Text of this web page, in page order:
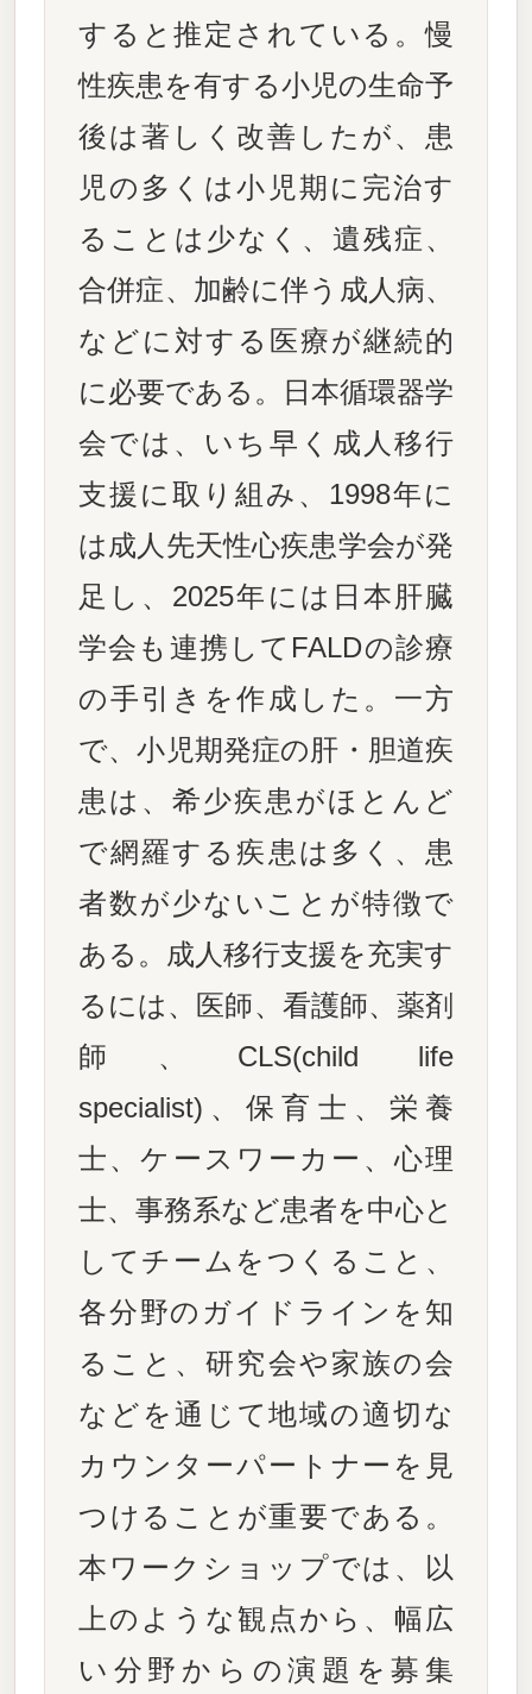
すると推定されている。慢
性疾患を有する小児の生命予
後は著しく改善したが、患
児の多くは小児期に完治す
ることは少なく、遺残症、
合併症、加齢に伴う成人病、
などに対する医療が継続的
に必要である。日本循環器学
会では、いち早く成人移行
支援に取り組み、1998年に
は成人先天性心疾患学会が発
足し、2025年には日本肝臓
学会も連携してFALDの診療
の手引きを作成した。一方
で、小児期発症の肝・胆道疾
患は、希少疾患がほとんど
で網羅する疾患は多く、患
者数が少ないことが特徴で
ある。成人移行支援を充実す
るには、医師、看護師、薬剤
師、CLS(child life
specialist)、保育士、栄養
士、ケースワーカー、心理
士、事務系など患者を中心と
してチームをつくること、
各分野のガイドラインを知
ること、研究会や家族の会
などを通じて地域の適切な
カウンターパートナーを見
つけることが重要である。
本ワークショップでは、以
上のような観点から、幅広
い分野からの演題を募集